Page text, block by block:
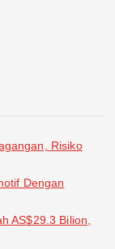
Risiko
Dengan
AS$29.3 Bilion,